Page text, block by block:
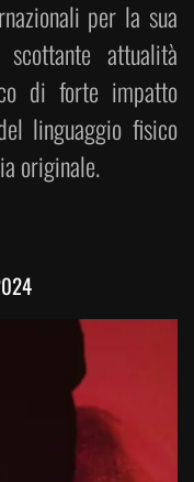
per la sua
attualità
di forte impatto
linguaggio fisico
originale.